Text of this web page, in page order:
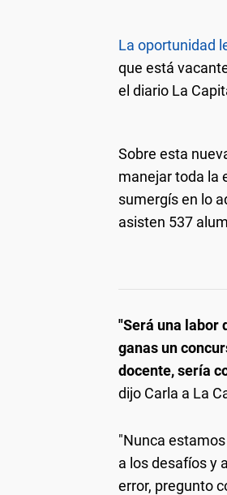
La oportunidad
que está
el diario La
Sobre esta
manejar toda la
sumergís en lo
asisten 537
"Será una labor
ganas un
docente, sería
dijo Carla a La
"Nunca
a los desafíos y
error, pregunto